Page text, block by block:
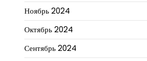
Ноябрь 2024
Октябрь 2024
Сентябрь 2024